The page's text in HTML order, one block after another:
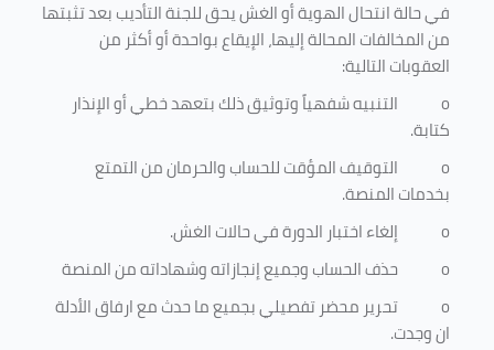
في حالة انتحال الهوية أو الغش يحق للجنة التأديب بعد تثبتها
من المخالفات المحالة إليها، الإيقاع بواحدة أو أكثر من
العقوبات التالية:
o
التنبيه شفهياً وتوثيق ذلك بتعهد خطي أو الإنذار
كتابة.
o
التوقيف المؤقت للحساب والحرمان من التمتع
بخدمات المنصة.
o
إلغاء اختبار الدورة في حالات الغش.
o
حذف الحساب وجميع إنجازاته وشهاداته من المنصة
o
تحرير محضر تفصيلي بجميع ما حدث مع ارفاق الأدلة
ان وجدت.